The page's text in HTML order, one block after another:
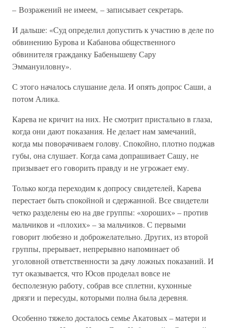
– Возражений не имеем, – записывает секретарь.
И дальше: «Суд определил допустить к участию в деле по
обвинению Бурова и Кабанова общественного
обвинителя гражданку Бабенышеву Сару
Эммануиловну».
С этого началось слушание дела. И опять допрос Саши, а
потом Алика.
Карева не кричит на них. Не смотрит пристально в глаза,
когда они дают показания. Не делает нам замечаний,
когда мы поворачиваем голову. Спокойно, плотно поджав
губы, она слушает. Когда сама допрашивает Сашу, не
призывает его говорить правду и не угрожает ему.
Только когда переходим к допросу свидетелей, Карева
перестает быть спокойной и сдержанной. Все свидетели
четко разделены ею на две группы: «хороших» – против
мальчиков и «плохих» – за мальчиков. С первыми
говорит любезно и доброжелательно. Других, из второй
группы, прерывает, непрерывно напоминает об
уголовной ответственности за дачу ложных показаний. И
тут оказывается, что Юсов проделал вовсе не
бесполезную работу, собрав все сплетни, кухонные
дрязги и пересуды, которыми полна была деревня.
Особенно тяжело досталось семье Акатовых – матери и